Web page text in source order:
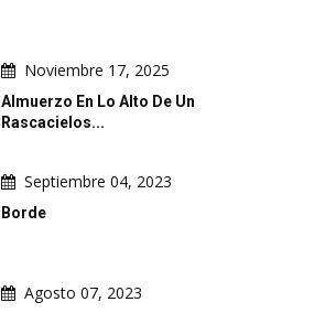
Noviembre 17, 2025
Almuerzo En Lo Alto De Un
Rascacielos...
Septiembre 04, 2023
Borde
Agosto 07, 2023